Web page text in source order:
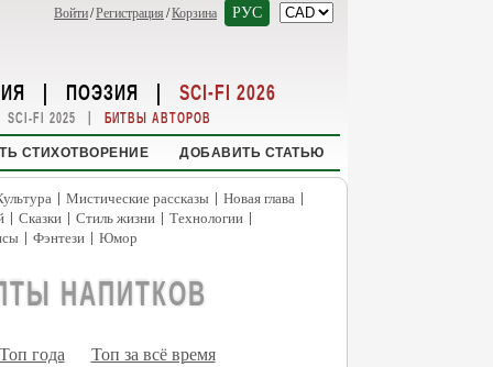
Войти/Регистрация /Корзина РУС
| ПОЭЗИЯ | SCI-FI 2026
SCI-FI 2025 | БИТВЫ АВТОРОВ
СТИХОТВОРЕНИЕ ДОБАВИТЬ СТАТЬЮ
| Мистические рассказы | Новая глава |
| Сказки | Стиль жизни | Технологии |
| Фэнтези | Юмор
НАПИТКОВ
года
Топ за всё время